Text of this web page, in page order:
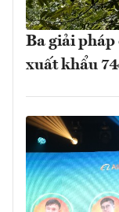
Ba giải pháp
xuất khẩu